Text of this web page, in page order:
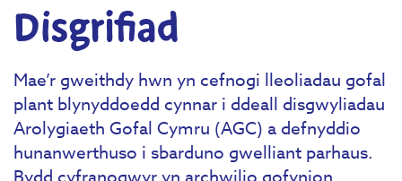
Disgrifiad
Mae’r gweithdy hwn yn cefnogi lleoliadau gofal
plant blynyddoedd cynnar i ddeall disgwyliadau
Arolygiaeth Gofal Cymru (AGC) a defnyddio
hunanwerthuso i sbarduno gwelliant parhaus.